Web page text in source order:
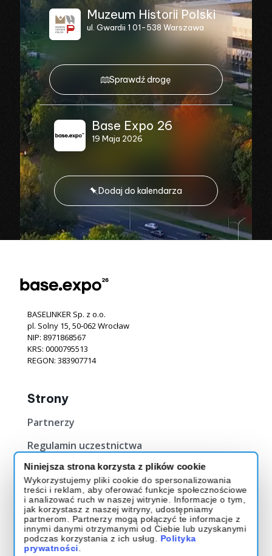
Niniejsza strona korzysta z plików cookie
Wykorzystujemy pliki cookie do spersonalizowania
treści i reklam, aby oferować funkcje społecznościowe
i analizować ruch w naszej witrynie. Informacje o tym,
jak korzystasz z naszej witryny, udostępniamy
partnerom. Partnerzy mogą połączyć te informacje z
innymi danymi otrzymanymi od Ciebie lub uzyskanymi
podczas korzystania z ich usług. Polityka
prywatności
Muzeum Historii Polski
ul. Gwardii 1 01-538 Warszawa
Sprawdź drogę
Base Expo 26
19 Maja 2026
Dodaj do kalendarza
BASELINKER Sp. z o.o.
pl. Solny 15, 50‐062 Wrocław
NIP: 8971868567
KRS: 0000795513
REGON: 383907714
Strony
Partnerzy
Regulamin uczestnictwa
Bilety
Kup Bilet
O evencie
Muzeum Historii Polski